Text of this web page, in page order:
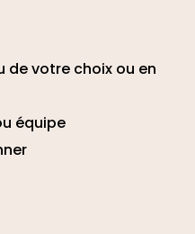
de votre choix ou en
équipe